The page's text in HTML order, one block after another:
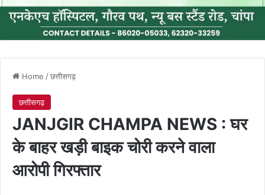
Home /छत्तीसगढ़
छत्तीसगढ़
JANJGIR CHAMPA NEWS : घर
के बाहर खड़ी बाइक चोरी करने वाला
आरोपी गिरफ्तार